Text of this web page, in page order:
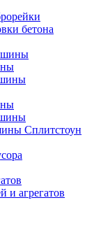
бетона
Сплитстоун
и агрегатов